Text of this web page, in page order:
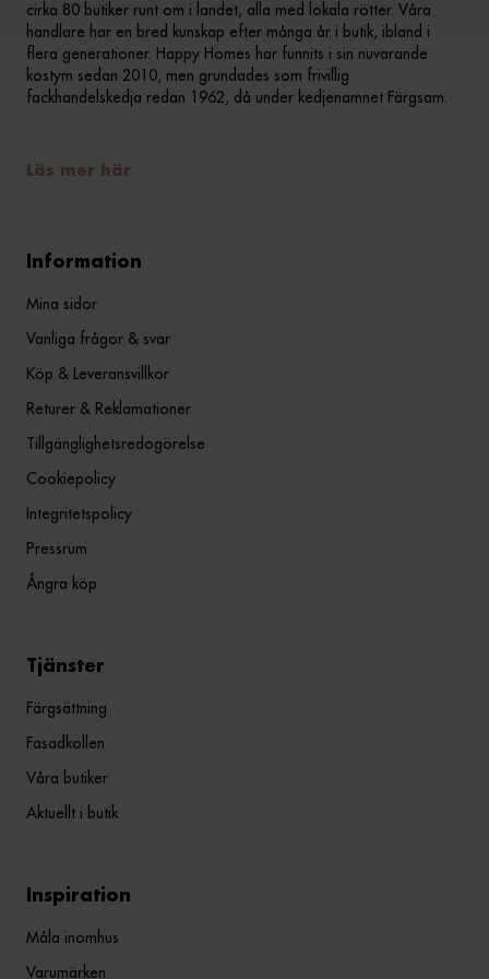
cirka 80 butiker runt om i landet, alla med lokala rötter. Våra
handlare har en bred kunskap efter många år i butik, ibland i
flera generationer. Happy Homes har funnits i sin nuvarande
kostym sedan 2010, men grundades som frivillig
fackhandelskedja redan 1962, då under kedjenamnet Färgsam.
Läs mer här
Information
Mina sidor
Vanliga frågor & svar
Köp & Leveransvillkor
Returer & Reklamationer
Tillgänglighetsredogörelse
Cookiepolicy
Integritetspolicy
Pressrum
Ångra köp
Tjänster
Färgsättning
Fasadkollen
Våra butiker
Aktuellt i butik
Inspiration
Måla inomhus
Varumärken